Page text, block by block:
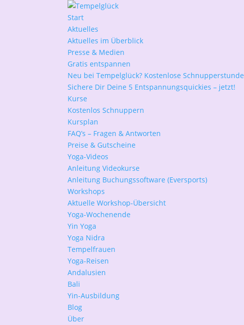
Start
Aktuelles
Aktuelles im Überblick
Presse & Medien
Gratis entspannen
Neu bei Tempelglück? Kostenlose Schnupperstunde
Sichere Dir Deine 5 Entspannungsquickies – jetzt!
Kurse
Kostenlos Schnuppern
Kursplan
FAQ’s – Fragen & Antworten
Preise & Gutscheine
Yoga-Videos
Anleitung Videokurse
Anleitung Buchungssoftware (Eversports)
Workshops
Aktuelle Workshop-Übersicht
Yoga-Wochenende
Yin Yoga
Yoga Nidra
Tempelfrauen
Yoga-Reisen
Andalusien
Bali
Yin-Ausbildung
Blog
Über